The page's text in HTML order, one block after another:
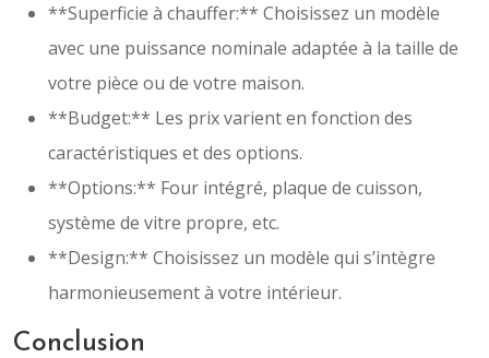
**Superficie à chauffer:** Choisissez un modèle
avec une puissance nominale adaptée à la taille de
votre pièce ou de votre maison.
**Budget:** Les prix varient en fonction des
caractéristiques et des options.
**Options:** Four intégré, plaque de cuisson,
système de vitre propre, etc.
**Design:** Choisissez un modèle qui s’intègre
harmonieusement à votre intérieur.
Conclusion